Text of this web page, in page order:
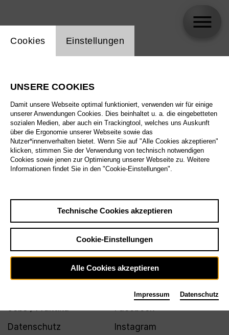
Biographie
Spielplan
Jobs / Praktika
Datenschutz
Facebook
Instagram
Einstellung Website Cookie
Cookies Einstellungen
UNSERE COOKIES
Damit unsere Webseite optimal funktioniert, verwenden wir für einige
unserer Anwendungen Cookies. Dies beinhaltet u. a. die eingebetteten
sozialen Medien, aber auch ein Trackingtool, welches uns Auskunft
über die Ergonomie unserer Webseite sowie das
Nutzer*innenverhalten bietet. Wenn Sie auf "Alle Cookies akzeptieren"
klicken, stimmen Sie der Verwendung von technisch notwendigen
Cookies sowie jenen zur Optimierung unserer Webseite zu. Weitere
Informationen findet Sie in den "Cookie-Einstellungen".
Technische Cookies akzeptieren
Cookie-Einstellungen
Alle Cookies akzeptieren
Impressum Datenschutz